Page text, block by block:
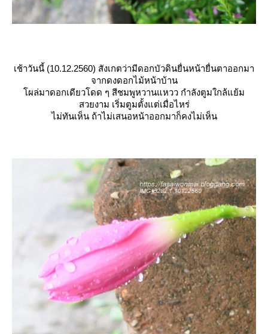
เช้าวันนี้ (10.12.2560) สังเกตว่ามีดอกบัวดินยื่นหน้ายื่นตาออกมา
จากดงดอกไม้หน้าบ้าน
ผล่มาดอกเดียวโดด ๆ สีชมพูหวานแหวว กำลังตูมใกล้แย้ม
สวยงาม เริ่มตูมตั้งแต่เมื่อไหร่
ไม่ทันเห็น ถ้าไม่เสนอหน้าออกมาก็คงไม่เห็น